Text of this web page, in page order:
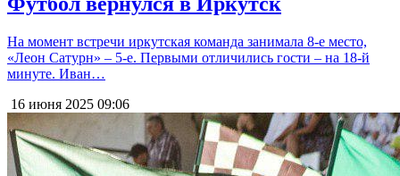
На момент встречи иркутская команда занимала 8-е место,
«Леон Сатурн» – 5-е. Первыми отличились гости – на 18-й
минуте. Иван…
16 июня 2025 09:06